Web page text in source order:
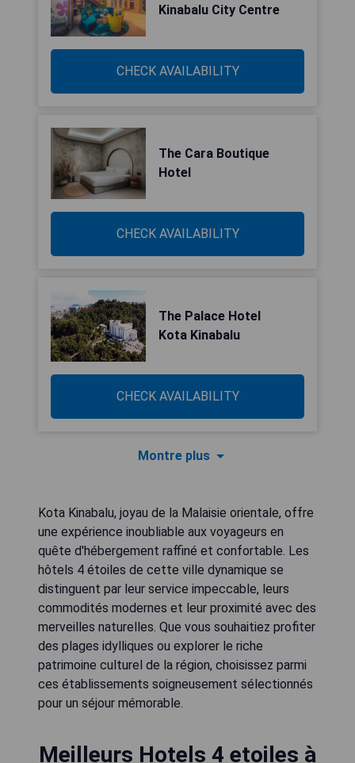
Kinabalu City Centre
CHECK AVAILABILITY
The Cara Boutique
Hotel
CHECK AVAILABILITY
The Palace Hotel
Kota Kinabalu
CHECK AVAILABILITY
Montre plus
Kota Kinabalu, joyau de la Malaisie orientale, offre
une expérience inoubliable aux voyageurs en
quête d'hébergement raffiné et confortable. Les
hôtels 4 étoiles de cette ville dynamique se
distinguent par leur service impeccable, leurs
commodités modernes et leur proximité avec des
merveilles naturelles. Que vous souhaitiez profiter
des plages idylliques ou explorer le riche
patrimoine culturel de la région, choisissez parmi
ces établissements soigneusement sélectionnés
pour un séjour mémorable.
Meilleurs Hotels 4 etoiles à